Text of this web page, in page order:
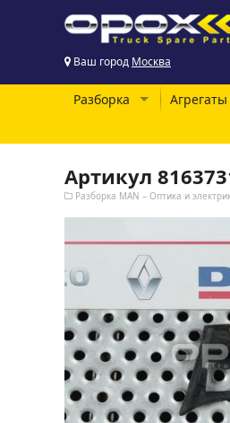
Ваш город Москва
Разборка Агрегаты
Артикул
Разборка MAN – Оптика и